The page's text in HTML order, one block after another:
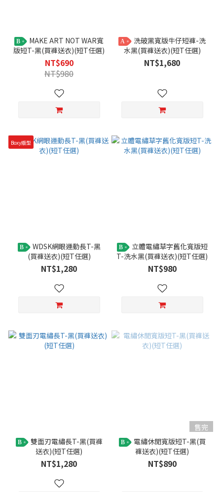
B
版短T-黑(買褲送衣)(短T任選)
NT$690
NT$980
A
水黑(買褲送衣)(短T任選)
NT$1,680
Boxy版型
B
(買褲送衣)(短T任選)
NT$1,280
B
T-洗水黑(買褲送衣)(短T任選)
NT$980
B
送衣)(短T任選)
NT$1,280
售完
B
褲送衣)(短T任選)
NT$890